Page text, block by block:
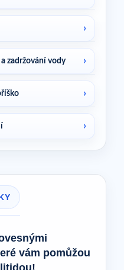
zadržování vody
vám pomůžou